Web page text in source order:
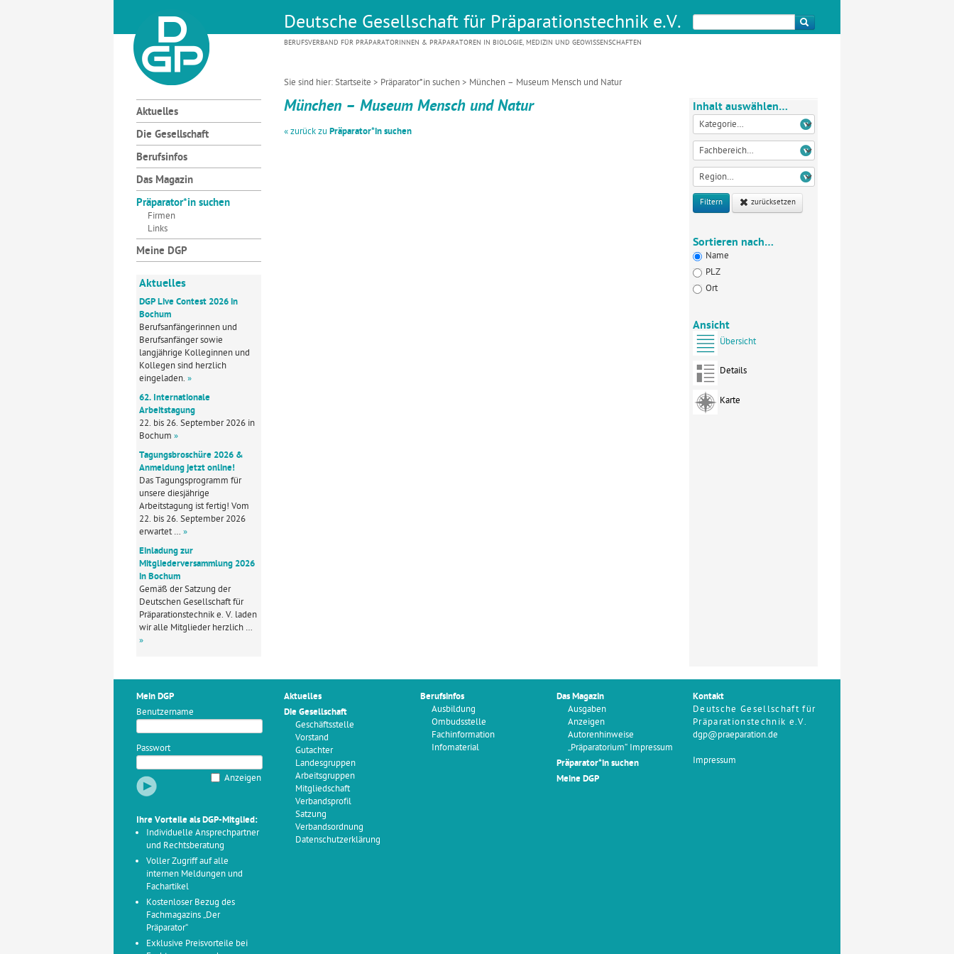
Deutsche Gesellschaft für Präparationstechnik e.V.
BERUFSVERBAND FÜR PRÄPARATORINNEN & PRÄPARATOREN IN BIOLOGIE, MEDIZIN UND GEOWISSENSCHAFTEN
Sie sind hier:Startseite > Präparator*in suchen> München – Museum Mensch und Natur
Aktuelles
Die Gesellschaft
Berufsinfos
Das Magazin
Präparator*in suchen
Firmen
Links
Meine DGP
Aktuelles
DGP Live Contest 2026 in
Bochum
Berufsanfängerinnen und
Berufsanfänger sowie
langjährige Kolleginnen und
Kollegen sind herzlich
eingeladen. »
62. Internationale
Arbeitstagung
22. bis 26. September 2026 in
Bochum »
Tagungsbroschüre 2026 &
Anmeldung jetzt online!
Das Tagungsprogramm für
unsere diesjährige
Arbeitstagung ist fertig! Vom
22. bis 26. September 2026
erwartet … »
Einladung zur
Mitgliederversammlung 2026
in Bochum
Gemäß der Satzung der
Deutschen Gesellschaft für
Präparationstechnik e. V. laden
wir alle Mitglieder herzlich …
»
München – Museum Mensch und Natur
« zurück zu Präparator*in suchen
Inhalt auswählen…
Filtern zurücksetzen
Sortieren nach…
Name
PLZ
Ort
Ansicht
Übersicht
Details
Karte
Mein DGP
Benutzername
Passwort
Anzeigen
Ihre Vorteile als DGP-Mitglied:
Individuelle Ansprechpartner
und Rechtsberatung
Voller Zugriff auf alle
internen Meldungen und
Fachartikel
Kostenloser Bezug des
Fachmagazins „Der
Präparator“
Exklusive Preisvorteile bei
Aktuelles
Die Gesellschaft
Geschäftsstelle
Vorstand
Gutachter
Landesgruppen
Arbeitsgruppen
Mitgliedschaft
Verbandsprofil
Satzung
Verbandsordnung
Datenschutzerklärung
Berufsinfos
Ausbildung
Ombudsstelle
Fachinformation
Infomaterial
Das Magazin
Ausgaben
Anzeigen
Autorenhinweise
„Präparatorium“ Impressum
Präparator*in suchen
Meine DGP
Kontakt
Deutsche Gesellschaft für
Präparationstechnik e.V.
dgp@praeparation.de
Impressum